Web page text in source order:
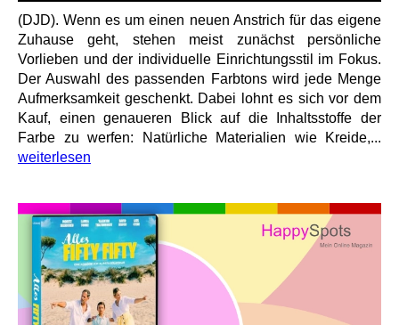
(DJD). Wenn es um einen neuen Anstrich für das eigene
Zuhause geht, stehen meist zunächst persönliche
Vorlieben und der individuelle Einrichtungsstil im Fokus.
Der Auswahl des passenden Farbtons wird jede Menge
Aufmerksamkeit geschenkt. Dabei lohnt es sich vor dem
Kauf, einen genaueren Blick auf die Inhaltsstoffe der
Farbe zu werfen: Natürliche Materialien wie Kreide,...
weiterlesen